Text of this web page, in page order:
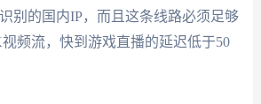
别的国内IP，而且这条线路必须足够
频流，快到游戏直播的延迟低于50